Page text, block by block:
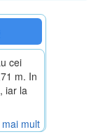
cei
m. In
iar la
mai mult